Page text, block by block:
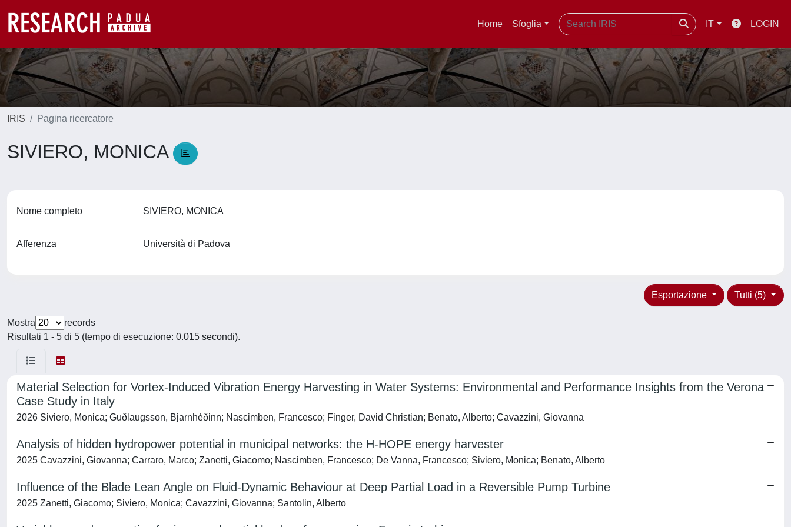
Home Sfoglia IT LOGIN
IRIS Pagina ricercatore
SIVIERO, MONICA
Nome completo SIVIERO, MONICA
Afferenza Università di Padova
Tutti (5)
Esportazione
Mostra
records
Risultati 1 - 5 di 5 (tempo di esecuzione: 0.015 secondi).
Material Selection for Vortex-Induced Vibration Energy Harvesting in Water Systems: Environmental and Performance Insights from the Verona
Case Study in Italy
2026 Siviero, Monica; Guðlaugsson, Bjarnhéðinn; Nascimben, Francesco; Finger, David Christian; Benato, Alberto; Cavazzini, Giovanna
Analysis of hidden hydropower potential in municipal networks: the H-HOPE energy harvester
2025 Cavazzini, Giovanna; Carraro, Marco; Zanetti, Giacomo; Nascimben, Francesco; De Vanna, Francesco; Siviero, Monica; Benato, Alberto
Influence of the Blade Lean Angle on Fluid-Dynamic Behaviour at Deep Partial Load in a Reversible Pump Turbine
2025 Zanetti, Giacomo; Siviero, Monica; Cavazzini, Giovanna; Santolin, Alberto